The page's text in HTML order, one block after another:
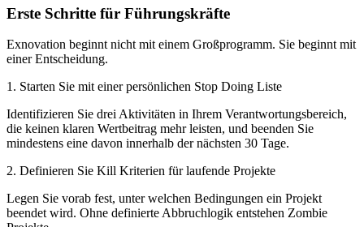
Erste Schritte für Führungskräfte
Exnovation beginnt nicht mit einem Großprogramm. Sie beginnt mit
einer Entscheidung.
1. Starten Sie mit einer persönlichen Stop Doing Liste
Identifizieren Sie drei Aktivitäten in Ihrem Verantwortungsbereich,
die keinen klaren Wertbeitrag mehr leisten, und beenden Sie
mindestens eine davon innerhalb der nächsten 30 Tage.
2. Definieren Sie Kill Kriterien für laufende Projekte
Legen Sie vorab fest, unter welchen Bedingungen ein Projekt
beendet wird. Ohne definierte Abbruchlogik entstehen Zombie